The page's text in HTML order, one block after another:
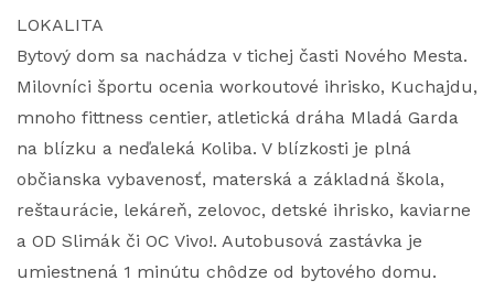
LOKALITA
Bytový dom sa nachádza v tichej časti Nového Mesta.
Milovníci športu ocenia workoutové ihrisko, Kuchajdu,
mnoho fittness centier, atletická dráha Mladá Garda
na blízku a neďaleká Koliba. V blízkosti je plná
občianska vybavenosť, materská a základná škola,
reštaurácie, lekáreň, zelovoc, detské ihrisko, kaviarne
a OD Slimák či OC Vivo!. Autobusová zastávka je
umiestnená 1 minútu chôdze od bytového domu.